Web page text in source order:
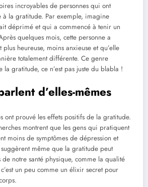
incroyables de personnes qui ont
la gratitude. Par exemple, imagine
déprimé et qui a commencé à tenir un
quelques mois, cette personne a
heureuse, moins anxieuse et qu’elle
totalement différente. Ce genre
la gratitude, ce n’est pas juste du blabla !
d’elles-mêmes
ont prouvé les effets positifs de la gratitude.
montrent que les gens qui pratiquent
moins de symptômes de dépression et
suggèrent même que la gratitude peut
notre santé physique, comme la qualité
un peu comme un élixir secret pour